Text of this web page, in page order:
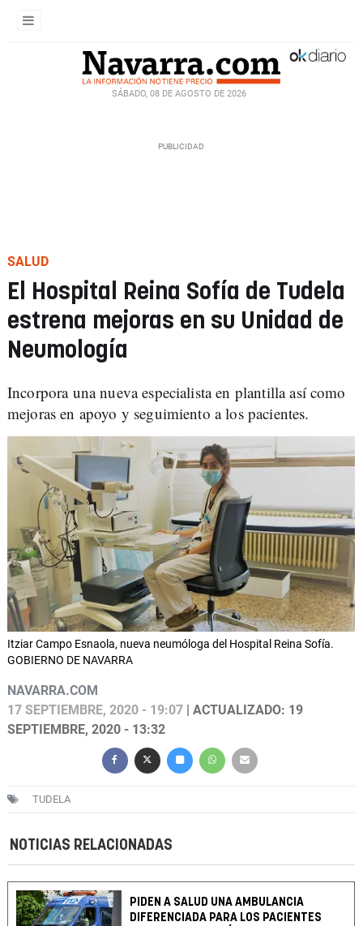
SÁBADO, 08 DE AGOSTO DE 2026
SALUD
El Hospital Reina Sofía de Tudela
estrena mejoras en su Unidad de
Neumología
Incorpora una nueva especialista en plantilla así como
mejoras en apoyo y seguimiento a los pacientes.
Itziar Campo Esnaola, nueva neumóloga del Hospital Reina Sofía.
GOBIERNO DE NAVARRA
NAVARRA.COM
17 SEPTIEMBRE, 2020 - 19:07 | ACTUALIZADO: 19
SEPTIEMBRE, 2020 - 13:32
TUDELA
NOTICIAS RELACIONADAS
PIDEN A SALUD UNA AMBULANCIA
DIFERENCIADA PARA LOS PACIENTES